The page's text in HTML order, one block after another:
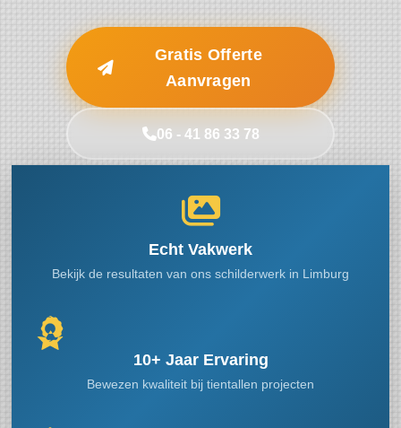
Gratis Offerte
Aanvragen
06 - 41 86 33 78
Echt Vakwerk
Bekijk de resultaten van ons schilderwerk in Limburg
10+ Jaar Ervaring
Bewezen kwaliteit bij tientallen projecten